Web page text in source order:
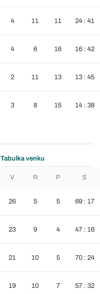
4 11 11 24 : 41
4 6 16 16 : 42
2 11 13 13 : 45
3 8 15 14 : 38
Tabulka venku
V R P S
26 5 5 69 : 17
23 9 4 47 : 16
21 10 5 70 : 24
19 10 7 57 : 32